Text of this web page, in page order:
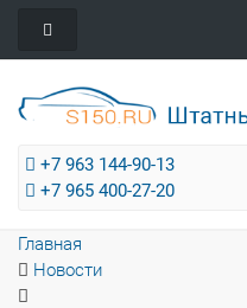
+7 963 144-90-13
+7 965 400-27-20
Главная
Новости